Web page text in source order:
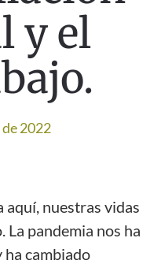
y el
2022
aquí, nuestras vidas
La pandemia nos ha
ha cambiado